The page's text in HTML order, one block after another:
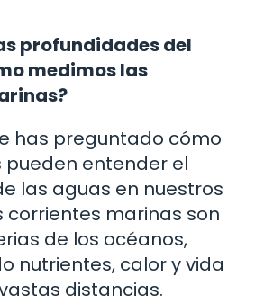
profundidades del
medimos las
has preguntado cómo
pueden entender el
las aguas en nuestros
corrientes marinas son
de los océanos,
nutrientes, calor y vida
distancias.